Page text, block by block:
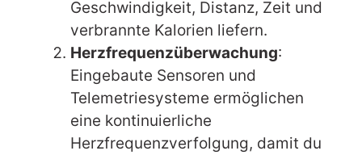
Geschwindigkeit, Distanz, Zeit und
verbrannte Kalorien liefern.
Herzfrequenzüberwachung:
Eingebaute Sensoren und
Telemetriesysteme ermöglichen
eine kontinuierliche
Herzfrequenzverfolgung, damit du